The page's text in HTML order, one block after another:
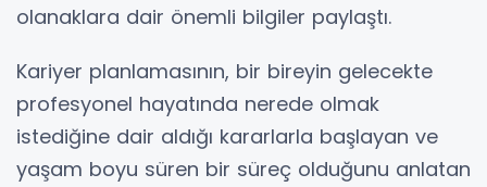
olanaklara dair önemli bilgiler paylaştı.
Kariyer planlamasının, bir bireyin gelecekte
profesyonel hayatında nerede olmak
istediğine dair aldığı kararlarla başlayan ve
yaşam boyu süren bir süreç olduğunu anlatan